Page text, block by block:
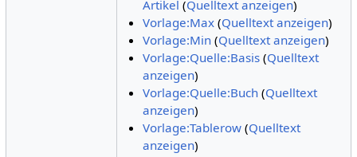
Artikel (Quelltext anzeigen)
Vorlage:Max(Quelltext anzeigen)
Vorlage:Min(Quelltext anzeigen)
Vorlage:Quelle:Basis(Quelltext
anzeigen)
Vorlage:Quelle:Buch(Quelltext
anzeigen)
Vorlage:Tablerow(Quelltext
anzeigen)